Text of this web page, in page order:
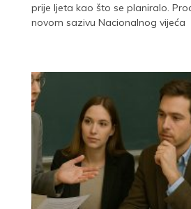
prije ljeta kao što se planiralo.
novom sazivu Nacionalnog vijeća